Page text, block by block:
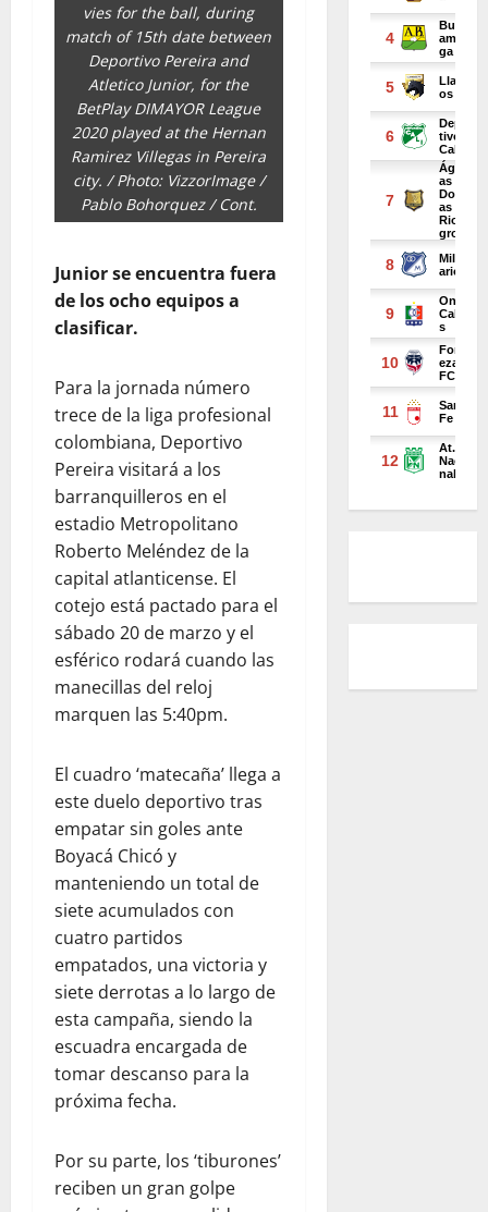
vies for the ball, during
match of 15th date between
Deportivo Pereira and
Atletico Junior, for the
BetPlay DIMAYOR League
2020 played at the Hernan
Ramirez Villegas in Pereira
city. / Photo: VizzorImage /
Pablo Bohorquez / Cont.
Junior se encuentra fuera
de los ocho equipos a
clasificar.
Para la jornada número
trece de la liga profesional
colombiana, Deportivo
Pereira visitará a los
barranquilleros en el
estadio Metropolitano
Roberto Meléndez de la
capital atlanticense. El
cotejo está pactado para el
sábado 20 de marzo y el
esférico rodará cuando las
manecillas del reloj
marquen las 5:40pm.
El cuadro ‘matecaña’ llega a
este duelo deportivo tras
empatar sin goles ante
Boyacá Chicó y
manteniendo un total de
siete acumulados con
cuatro partidos
empatados, una victoria y
siete derrotas a lo largo de
esta campaña, siendo la
escuadra encargada de
tomar descanso para la
próxima fecha.
Por su parte, los ‘tiburones’
reciben un gran golpe